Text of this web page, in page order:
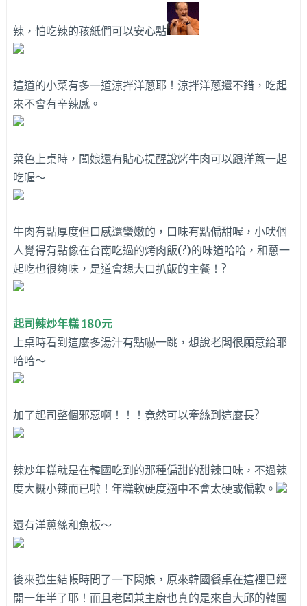
辣，怕吃辣的孩紙們可以安心點
這道的小菜有多一道涼拌洋蔥耶！涼拌洋蔥還不錯，吃起
來不會有辛辣感。
菜色上桌時，闆娘還有貼心提醒說烤牛肉可以跟洋蔥一起
吃喔～
牛肉有點厚度但口感還蠻嫩的，口味有點偏甜喔，小吠個
人覺得有點像在台南吃過的烤肉飯(?)的味道哈哈，和蔥一
起吃也很夠味，是道會想大口扒飯的主餐！?
起司辣炒年糕 180元
上桌時看到這麼多湯汁有點嚇一跳，想說老闆很願意給耶
哈哈～
加了起司整個邪惡啊！！！竟然可以牽絲到這麼長?
辣炒年糕就是在韓國吃到的那種偏甜的甜辣口味，不過辣
度大概小辣而已啦！年糕軟硬度適中不會太硬或偏軟。
還有洋蔥絲和魚板～
後來強生結帳時問了一下闆娘，原來韓國餐桌在這裡已經
開一年半了耶！而且老闆兼主廚也真的是來自大邱的韓國